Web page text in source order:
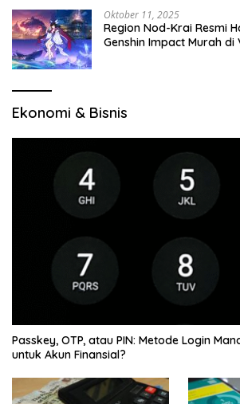
Oktober 11, 2025
Region Nod-Krai Resmi
Genshin Impact Murah di
Ekonomi & Bisnis
Passkey, OTP, atau PIN: Metode Login
untuk Akun Finansial?